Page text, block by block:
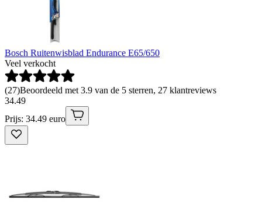
Bosch Ruitenwisblad Endurance E65/650
Veel verkocht
(27)Beoordeeld met 3.9 van de 5 sterren, 27 klantreviews
34.49
Prijs: 34.49 euro